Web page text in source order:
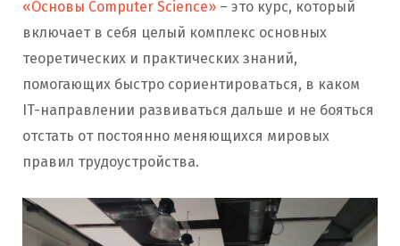
«Основы Computer Science» – это курс, который
включает в себя целый комплекс основных
теоретических и практических знаний,
помогающих быстро сориентироваться, в каком
IT-направлении развиваться дальше и не бояться
отстать от постоянно меняющихся мировых
правил трудоустройства.